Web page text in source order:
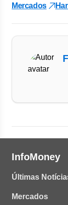
Mercados
InfoMoney
Últimas
Mercados